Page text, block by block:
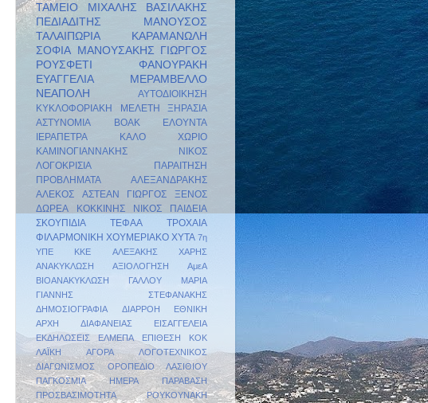
ΤΑΜΕΙΟ
ΜΙΧΑΛΗΣ ΒΑΣΙΛΑΚΗΣ
ΠΕΔΙΑΔΙΤΗΣ ΜΑΝΟΥΣΟΣ
ΤΑΛΑΙΠΩΡΙΑ
ΚΑΡΑΜΑΝΩΛΗ
ΣΟΦΙΑ ΜΑΝΟΥΣΑΚΗΣ ΓΙΩΡΓΟΣ
ΡΟΥΣΦΕΤΙ
ΦΑΝΟΥΡΑΚΗ
ΕΥΑΓΓΕΛΙΑ
ΜΕΡΑΜΒΕΛΛΟ
ΝΕΑΠΟΛΗ
ΑΥΤΟΔΙΟΙΚΗΣΗ
ΚΥΚΛΟΦΟΡΙΑΚΗ ΜΕΛΕΤΗ
ΞΗΡΑΣΙΑ
ΑΣΤΥΝΟΜΙΑ
ΒΟΑΚ
ΕΛΟΥΝΤΑ
ΙΕΡΑΠΕΤΡΑ
ΚΑΛΟ ΧΩΡΙΟ
ΚΑΜΙΝΟΓΙΑΝΝΑΚΗΣ ΝΙΚΟΣ
ΛΟΓΟΚΡΙΣΙΑ
ΠΑΡΑΙΤΗΣΗ
ΠΡΟΒΛΗΜΑΤΑ
ΑΛΕΞΑΝΔΡΑΚΗΣ
ΑΛΕΚΟΣ
ΑΣΤΕΑΝ
ΓΙΩΡΓΟΣ ΞΕΝΟΣ
ΔΩΡΕΑ
ΚΟΚΚΙΝΗΣ ΝΙΚΟΣ
ΠΑΙΔΕΙΑ
ΣΚΟΥΠΙΔΙΑ
ΤΕΦΑΑ
ΤΡΟΧΑΙΑ
ΦΙΛΑΡΜΟΝΙΚΗ ΧΟΥΜΕΡΙΑΚΟ ΧΥΤΑ 7η
ΥΠΕ
KKE
ΑΛΕΞΑΚΗΣ ΧΑΡΗΣ
ΑΝΑΚΥΚΛΩΣΗ
ΑΞΙΟΛΟΓΗΣΗ
ΑμεΑ
ΒΙΟΑΝΑΚΥΚΛΩΣΗ
ΓΑΛΛΟΥ ΜΑΡΙΑ
ΓΙΑΝΝΗΣ ΣΤΕΦΑΝΑΚΗΣ
ΔΗΜΟΣΙΟΓΡΑΦΙΑ
ΔΙΑΡΡΟΗ
ΕΘΝΙΚΗ
ΑΡΧΗ ΔΙΑΦΑΝΕΙΑΣ
ΕΙΣΑΓΓΕΛΕΙΑ
ΕΚΔΗΛΩΣΕΙΣ
ΕΛΜΕΠΑ ΕΠΙΘΕΣΗ
ΚΟΚ
ΛΑΪΚΗ ΑΓΟΡΑ
ΛΟΓΟΤΕΧΝΙΚΟΣ
ΔΙΑΓΩΝΙΣΜΟΣ
ΟΡΟΠΕΔΙΟ ΛΑΣΙΘΙΟΥ
ΠΑΓΚΟΣΜΙΑ ΗΜΕΡΑ
ΠΑΡΑΒΑΣΗ
ΠΡΟΣΒΑΣΙΜΟΤΗΤΑ
ΡΟΥΚΟΥΝΑΚΗ